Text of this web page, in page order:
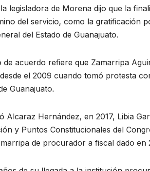
legisladora de Morena dijo que la
del servicio, como la gratificación
del Estado de Guanajuato.
de acuerdo refiere que Zamarripa
el 2009 cuando tomó protesta
Guanajuato.
Alcaraz Hernández, en 2017, Libia
y Puntos Constitucionales del
de procurador a fiscal dado en